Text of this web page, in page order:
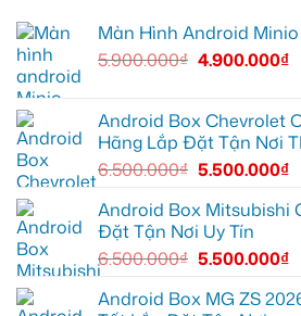
thiếu
ích
Ford
tại
ánh
sáng
tốt
hơn
Camera
trình
XL7
tại
Quận
để
ghi
mọi
cung
đường
Màn Hình Android
5.900.000₫ 4.900.000₫
Android Box Chevrolet
Hãng Lắp Đặt Tận Nơi
6.500.000₫ 5.500.000₫
Android Box Mitsubishi
Đặt Tận Nơi Uy Tín
6.500.000₫ 5.500.000₫
Android Box MG ZS